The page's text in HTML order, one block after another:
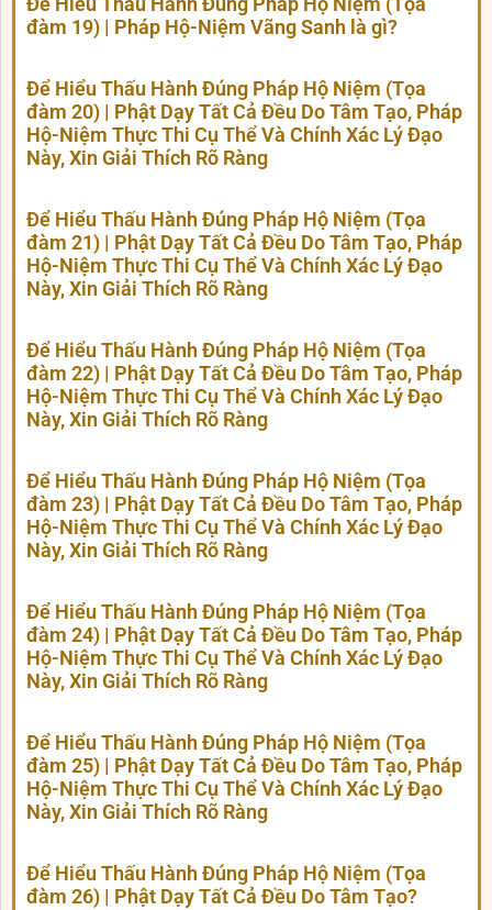
đàm 19) | Pháp Hộ-Niệm Vãng Sanh là gì?
Để Hiểu Thấu Hành Đúng Pháp Hộ Niệm (Tọa
đàm 20) | Phật Dạy Tất Cả Đều Do Tâm Tạo, Pháp
Hộ-Niệm Thực Thi Cụ Thể Và Chính Xác Lý Đạo
Này, Xin Giải Thích Rõ Ràng
Để Hiểu Thấu Hành Đúng Pháp Hộ Niệm (Tọa
đàm 21) | Phật Dạy Tất Cả Đều Do Tâm Tạo, Pháp
Hộ-Niệm Thực Thi Cụ Thể Và Chính Xác Lý Đạo
Này, Xin Giải Thích Rõ Ràng
Để Hiểu Thấu Hành Đúng Pháp Hộ Niệm (Tọa
đàm 22) | Phật Dạy Tất Cả Đều Do Tâm Tạo, Pháp
Hộ-Niệm Thực Thi Cụ Thể Và Chính Xác Lý Đạo
Này, Xin Giải Thích Rõ Ràng
Để Hiểu Thấu Hành Đúng Pháp Hộ Niệm (Tọa
đàm 23) | Phật Dạy Tất Cả Đều Do Tâm Tạo, Pháp
Hộ-Niệm Thực Thi Cụ Thể Và Chính Xác Lý Đạo
Này, Xin Giải Thích Rõ Ràng
Để Hiểu Thấu Hành Đúng Pháp Hộ Niệm (Tọa
đàm 24) | Phật Dạy Tất Cả Đều Do Tâm Tạo, Pháp
Hộ-Niệm Thực Thi Cụ Thể Và Chính Xác Lý Đạo
Này, Xin Giải Thích Rõ Ràng
Để Hiểu Thấu Hành Đúng Pháp Hộ Niệm (Tọa
đàm 25) | Phật Dạy Tất Cả Đều Do Tâm Tạo, Pháp
Hộ-Niệm Thực Thi Cụ Thể Và Chính Xác Lý Đạo
Này, Xin Giải Thích Rõ Ràng
Để Hiểu Thấu Hành Đúng Pháp Hộ Niệm (Tọa
đàm 26) | Phật Dạy Tất Cả Đều Do Tâm Tạo?